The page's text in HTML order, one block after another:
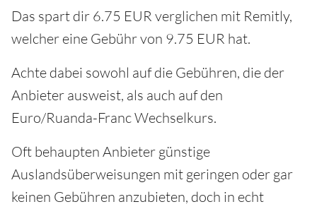
Das spart dir 6.75 EUR verglichen mit Remitly,
welcher eine Gebühr von 9.75 EUR hat.
Achte dabei sowohl auf die Gebühren, die der
Anbieter ausweist, als auch auf den
Euro/Ruanda-Franc Wechselkurs.
Oft behaupten Anbieter günstige
Auslandsüberweisungen mit geringen oder gar
keinen Gebühren anzubieten, doch in echt